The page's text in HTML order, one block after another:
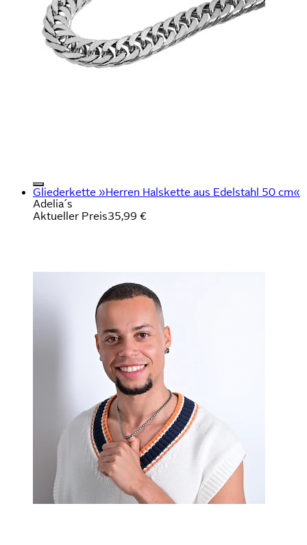
Gliederkette »Herren Halskette aus Edelstahl 50 cm«
Adelia´s
Aktueller Preis35,99 €